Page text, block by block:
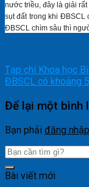
nước triều, đây là giải
sụt đất trong khi
ĐBSCL chìm sâu thì
Tạp chí Khoa học
ĐBSCL có khoảng
Để lại một bình
Bạn phải đăng nhập
Bài viết mới